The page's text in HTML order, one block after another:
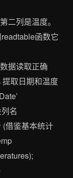
二列是温度。
函数它
据读取正确
取日期和温度
名
(借鉴基本统计